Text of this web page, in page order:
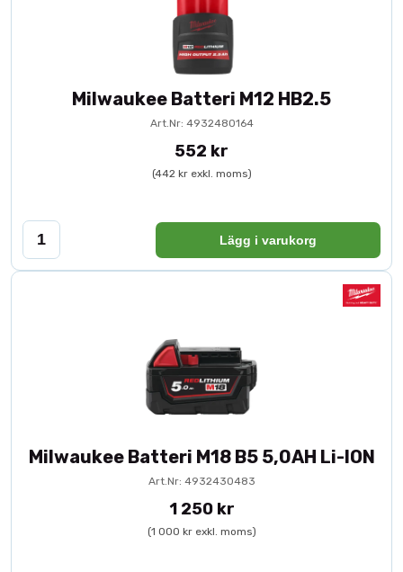
Milwaukee Batteri M12 HB2.5
Art.Nr: 4932480164
552 kr
(442 kr exkl. moms)
Lägg i varukorg
Milwaukee Batteri M18 B5 5,0AH Li-ION
Art.Nr: 4932430483
1 250 kr
(1 000 kr exkl. moms)